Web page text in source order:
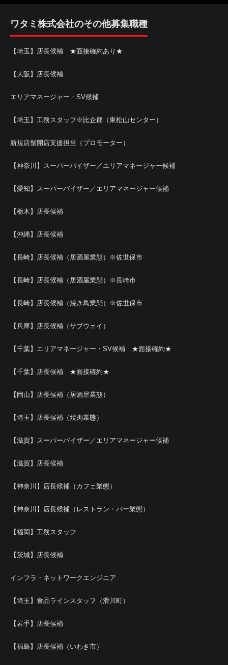
ワタミ株式会社のその他募集職種
【埼玉】店長候補 ★面接確約あり★
【大阪】店長候補
エリアマネージャー・SV候補
【埼玉】工務スタッフ※比企郡（東松山センター）
新規店舗開店支援担当（プロモーター）
【神奈川】スーパーバイザー／エリアマネージャー候補
【愛知】スーパーバイザー／エリアマネージャー候補
【栃木】店長候補
【沖縄】店長候補
【長崎】店長候補（居酒屋業態）※佐世保市
【長崎】店長候補（居酒屋業態）※長崎市
【長崎】店長候補（焼き鳥業態）※佐世保市
【兵庫】店長候補（サブウェイ）
【千葉】エリアマネージャー・SV候補 ★面接確約★
【千葉】店長候補 ★面接確約★
【岡山】店長候補（居酒屋業態）
【埼玉】店長候補（焼肉業態）
【滋賀】スーパーバイザー／エリアマネージャー候補
【滋賀】店長候補
【神奈川】店長候補（カフェ業態）
【神奈川】店長候補（レストラン・バー業態）
【福岡】工務スタッフ
【茨城】店長候補
インフラ・ネットワークエンジニア
【埼玉】食品ラインスタッフ（滑川町）
【岩手】店長候補
【福島】店長候補（いわき市）